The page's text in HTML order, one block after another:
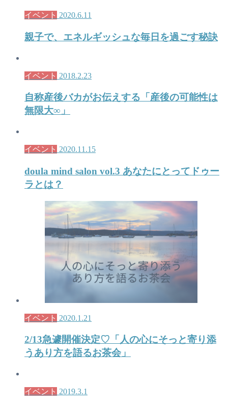
イベント 2020.6.11
親子で、エネルギッシュな毎日を過ごす秘訣
イベント 2018.2.23
自称産後バカがお伝えする「産後の可能性は
無限大∞」
イベント 2020.11.15
doula mind salon vol.3 あなたにとってドゥー
ラとは？
イベント 2020.1.21
2/13急遽開催決定♡「人の心にそっと寄り添
うあり方を語るお茶会」
イベント 2019.3.1